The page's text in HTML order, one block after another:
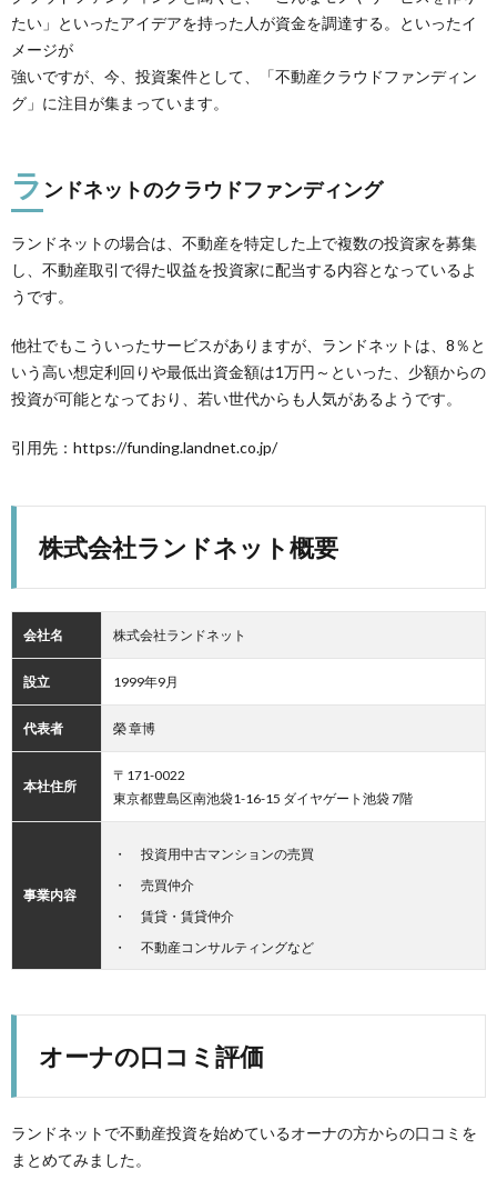
たい」といったアイデアを持った人が資金を調達する。といったイ
メージが
強いですが、今、投資案件として、「不動産クラウドファンディン
グ」に注目が集まっています。
ラ ンドネットのクラウドファンディング
ランドネットの場合は、不動産を特定した上で複数の投資家を募集
し、不動産取引で得た収益を投資家に配当する内容となっているよ
うです。
他社でもこういったサービスがありますが、ランドネットは、8％と
いう高い想定利回りや最低出資金額は1万円～といった、少額からの
投資が可能となっており、若い世代からも人気があるようです。
引用先：https://funding.landnet.co.jp/
株式会社ランドネット概要
会社名 株式会社ランドネット
設立 1999年9月
代表者 榮 章博
本社住所
〒171-0022
東京都豊島区南池袋1-16-15 ダイヤゲート池袋 7階
事業内容
投資用中古マンションの売買
売買仲介
賃貸・賃貸仲介
不動産コンサルティングなど
オーナの口コミ評価
ランドネットで不動産投資を始めているオーナの方からの口コミを
まとめてみました。